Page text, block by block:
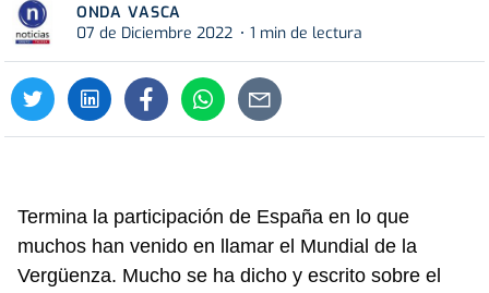
ONDA VASCA
07 de Diciembre 2022
1 min de lectura
Termina la participación de España en lo que
muchos han venido en llamar el Mundial de la
Vergüenza. Mucho se ha dicho y escrito sobre el